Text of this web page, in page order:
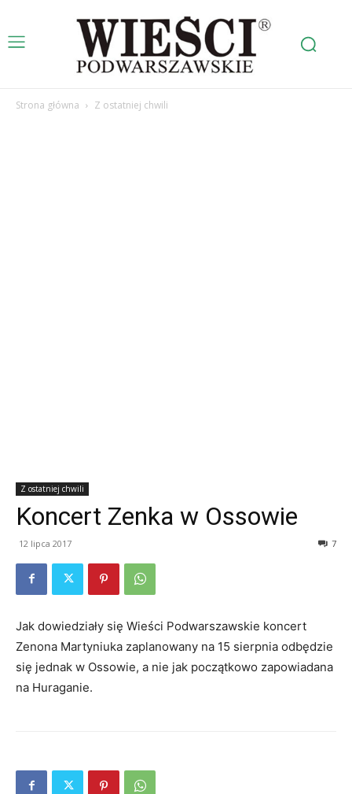
Strona główna Z ostatniej chwili
Z ostatniej chwili
Koncert Zenka w Ossowie
12 lipca 2017 7
Jak dowiedziały się Wieści Podwarszawskie koncert
Zenona Martyniuka zaplanowany na 15 sierpnia odbędzie
się jednak w Ossowie, a nie jak początkowo zapowiadana
na Huraganie.